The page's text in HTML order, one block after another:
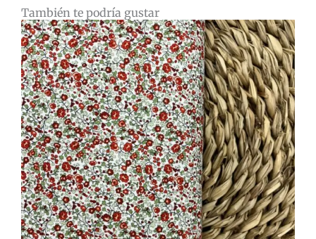
También te podría gustar